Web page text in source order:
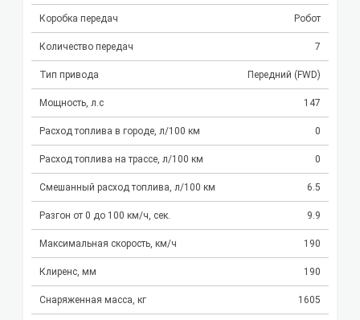
Коробка передач Робот
Количество передач 7
Тип привода Передний (FWD)
Мощность, л.с 147
Расход топлива в городе, л/100 км 0
Расход топлива на трассе, л/100 км 0
Смешанный расход топлива, л/100 км 6.5
Разгон от 0 до 100 км/ч, сек. 9.9
Максимальная скорость, км/ч 190
Клиренс, мм 190
Снаряженная масса, кг 1605